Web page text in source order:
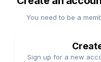
You need to be a
Sign up for a new